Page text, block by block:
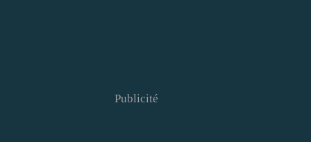
Publicité